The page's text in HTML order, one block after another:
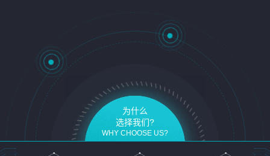
为什么
选择我们?
WHY CHOOSE US?